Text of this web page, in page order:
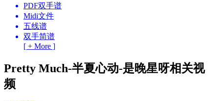
PDF双手谱
Midi文件
五线谱
双手简谱
[ + More ]
Pretty Much-半夏心动-是晚星呀相关视
频